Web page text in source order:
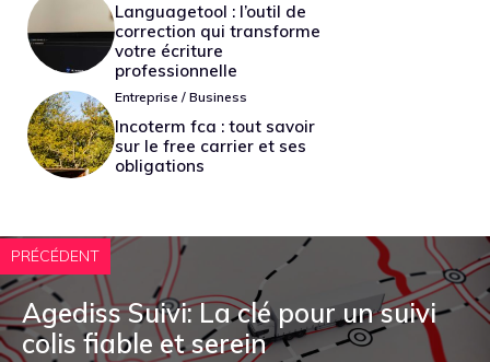
Languagetool : l’outil de
correction qui transforme
votre écriture
professionnelle
Entreprise / Business
Incoterm fca : tout savoir
sur le free carrier et ses
obligations
PRÉCÉDENT
Agediss Suivi: La clé pour un suivi
colis fiable et serein